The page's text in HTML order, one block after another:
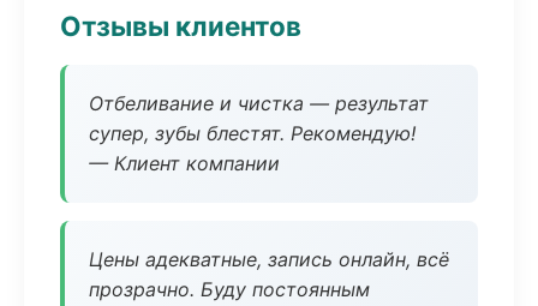
Отзывы клиентов
Отбеливание и чистка — результат
супер, зубы блестят. Рекомендую!
— Клиент компании
Цены адекватные, запись онлайн, всё
прозрачно. Буду постоянным